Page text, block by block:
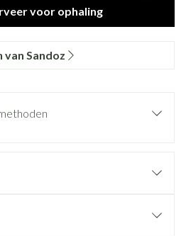
voor ophaling
Sandoz